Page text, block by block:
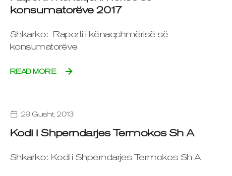
konsumatorëve 2017
Shkarko: Raporti i kënaqshmërisë së
konsumatorëve
READ MORE
29 Gusht, 2013
Kodi i Shperndarjes Termokos Sh A
Shkarko: Kodi i Shperndarjes Termokos Sh A